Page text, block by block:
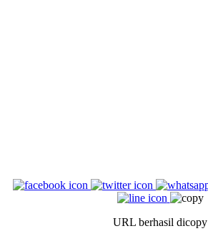
URL berhasil dicopy